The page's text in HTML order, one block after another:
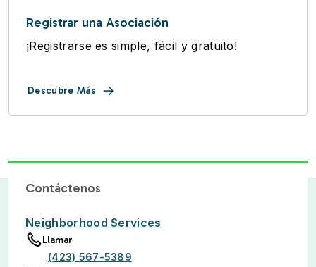
Registrar una Asociación
¡Registrarse es simple, fácil y gratuito!
Descubre Más
Contáctenos
Neighborhood Services
Llamar
(423) 567-5389